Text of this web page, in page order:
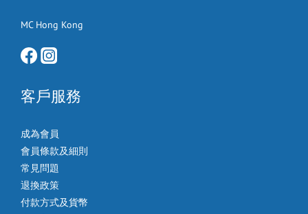
MC Hong Kong
客戶服務
成為會員
會員條款及細則
常見問題
退換政策
付款方式及貨幣